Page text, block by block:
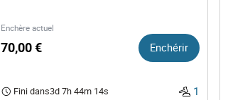
Enchère actuel
70,00 € Enchérir
Fini dans3d 7h 44m 13s 1